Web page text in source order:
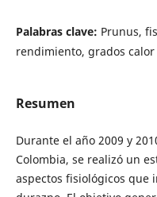
Palabras clave: Prunus,
rendimiento, grados calor
Resumen
Durante el año 2009 y
Colombia, se realizó un
aspectos fisiológicos que